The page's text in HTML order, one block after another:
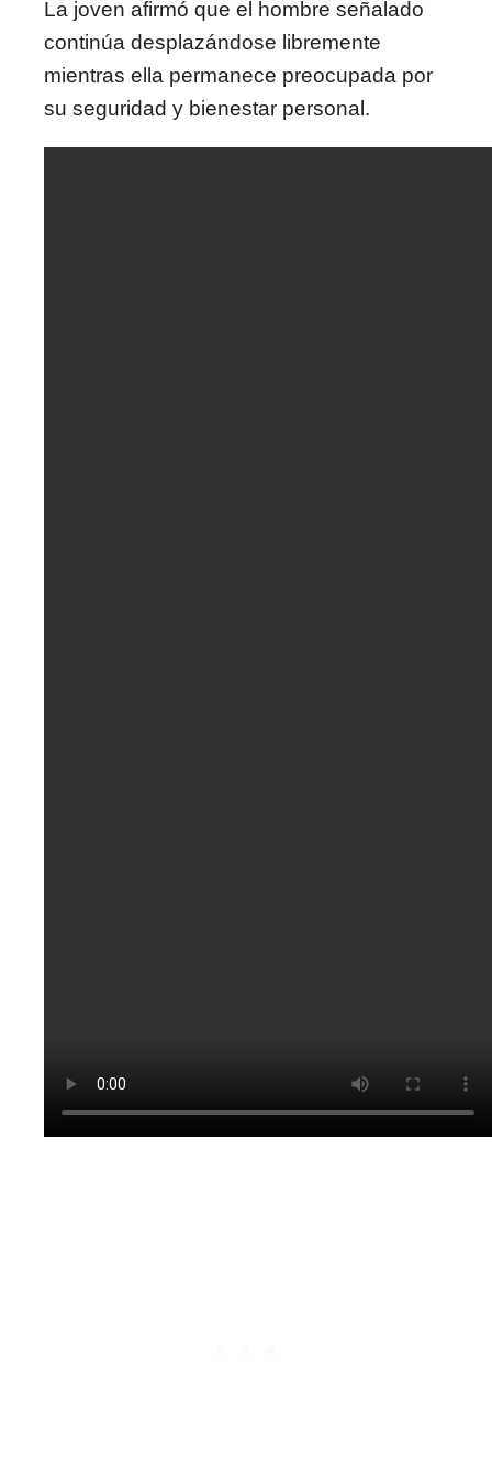
La joven afirmó que el hombre señalado
continúa desplazándose libremente
mientras ella permanece preocupada por
su seguridad y bienestar personal.